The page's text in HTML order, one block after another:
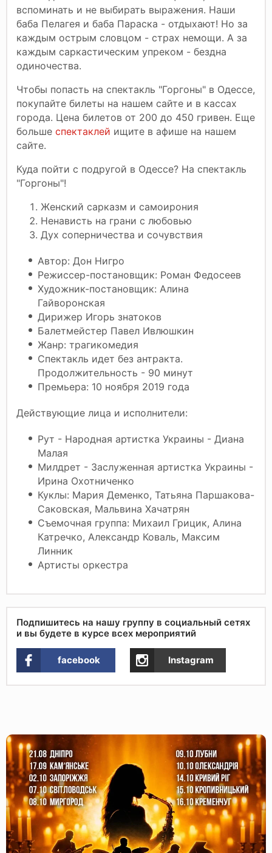
вспоминать и не выбирать выражения. Наши
баба Пелагея и баба Параска - отдыхают! Но за
каждым острым словцом - страх немощи. А за
каждым саркастическим упреком - бездна
одиночества.
Чтобы попасть на спектакль "Горгоны" в Одессе,
покупайте билеты на нашем сайте и в кассах
города. Цена билетов от 200 до 450 гривен. Еще
больше спектаклей ищите в афише на нашем
сайте.
Куда пойти с подругой в Одессе? На спектакль
"Горгоны"!
Женский сарказм и самоирония
Ненависть на грани с любовью
Дух соперничества и сочувствия
Автор: Дон Нигро
Режиссер-постановщик: Роман Федосеев
Художник-постановщик: Алина
Гайворонская
Дирижер Игорь знатоков
Балетмейстер Павел Ивлюшкин
Жанр: трагикомедия
Спектакль идет без антракта.
Продолжительность - 90 минут
Премьера: 10 ноября 2019 года
Действующие лица и исполнители:
Рут - Народная артистка Украины - Диана
Малая
Милдрет - Заслуженная артистка Украины -
Ирина Охотниченко
Куклы: Мария Деменко, Татьяна Паршакова-
Саковская, Мальвина Хачатрян
Съемочная группа: Михаил Грицик, Алина
Катречко, Александр Коваль, Максим
Линник
Артисты оркестра
Подпишитесь на нашу группу в социальный сетях
и вы будете в курсе всех мероприятий
facebook Instagram